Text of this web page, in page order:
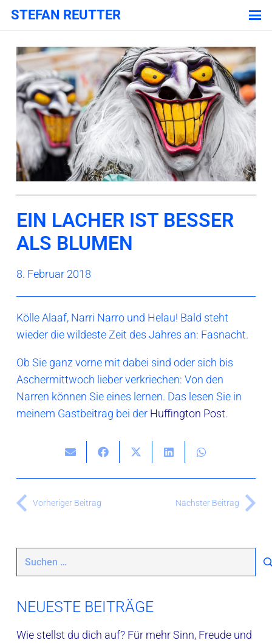
STEFAN REUTTER
EIN LACHER IST BESSER
ALS BLUMEN
8. Februar 2018
Kölle Alaaf, Narri Narro und Helau! Bald steht
wieder die wildeste Zeit des Jahres an: Fasnacht.
Ob Sie ganz vorne mit dabei sind oder sich bis
Aschermittwoch lieber verkriechen: Von den
Narren können Sie eines lernen. Das lesen Sie in
meinem Gastbeitrag bei der Huffington Post.
Vorheriger Beitrag Nächster Beitrag
Suchen
NEUESTE BEITRÄGE
Wie stellst du dich auf? Für mehr Sinn, Freude und